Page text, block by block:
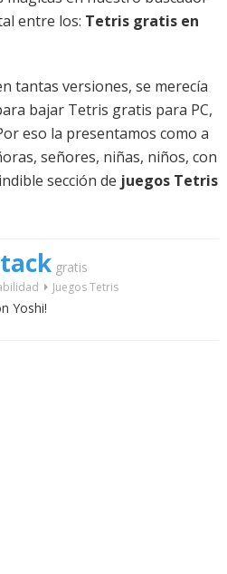
entre los: Tetris gratis en
tantas versiones, se merecía
bajar Tetris gratis para PC,
eso la presentamos como a
señores, niñas, niños, con
sección de juegos Tetris
gratis
Juegos Tetris
Yoshi!